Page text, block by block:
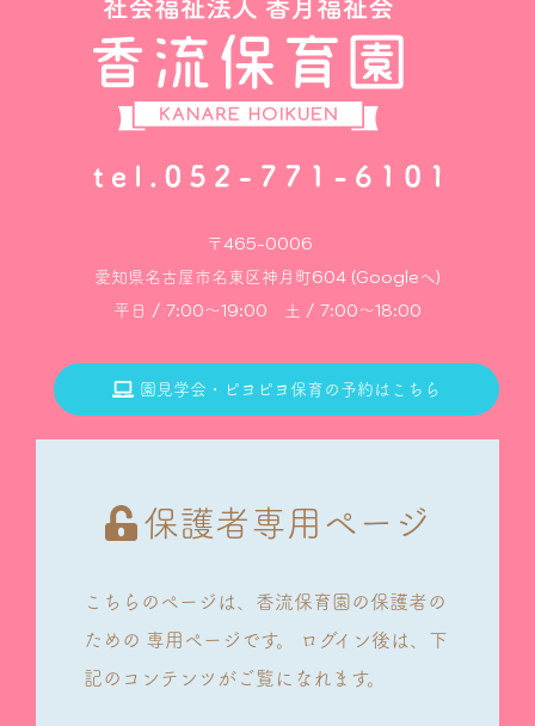
〒465-0006
愛知県名古屋市名東区神月町604 (Googleへ)
平日 / 7:00～19:00 土 / 7:00～18:00
園見学会・ピヨピヨ保育の予約はこちら
保護者専用ページ
こちらのページは、香流保育園の保護者の
ための 専用ページです。
ログイン後は、下
記のコンテンツがご覧になれます。